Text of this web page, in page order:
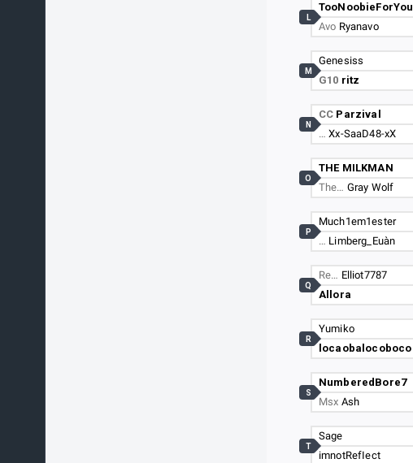
TooNoobieForYou
Avo Ryanavo
L
Genesiss
G10 ritz
M
CC Parzival
…Xx-SaaD48-xX
N
THE MILKMAN
The… Gray Wolf
O
Much1em1ester
… Limberg_Euàn
P
Re… Elliot7787
Allora
Q
Yumiko
locaobalocoboco
R
NumberedBore7
Msx Ash
S
Sage
imnotRefIect
T